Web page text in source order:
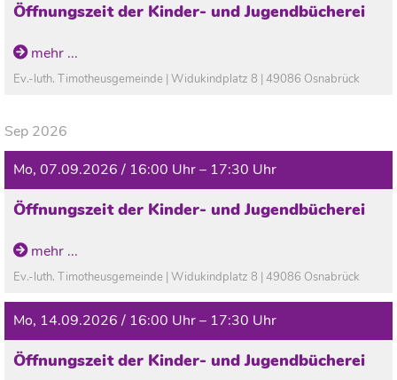
Öffnungszeit der Kinder- und Jugendbücherei
In den Ferien geschlossen!
mehr ...
Ev.-luth. Timotheusgemeinde | Widukindplatz 8 | 49086 Osnabrück
Sep 2026
Mo, 07.09.2026 / 16:00 Uhr – 17:30 Uhr
Öffnungszeit der Kinder- und Jugendbücherei
In den Ferien geschlossen!
mehr ...
Ev.-luth. Timotheusgemeinde | Widukindplatz 8 | 49086 Osnabrück
Mo, 14.09.2026 / 16:00 Uhr – 17:30 Uhr
Öffnungszeit der Kinder- und Jugendbücherei